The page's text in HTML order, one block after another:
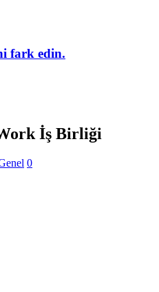
fark edin.
İş Birliği
0